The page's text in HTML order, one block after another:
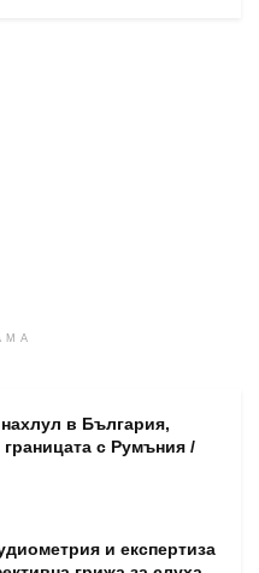
в България,
с Румъния /
и експертиза